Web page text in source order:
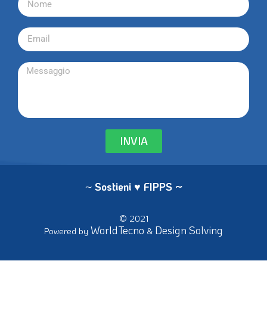
INVIA
~ Sostieni ♥ FIPPS ~
© 2021
Powered by WorldTecno & Design Solving